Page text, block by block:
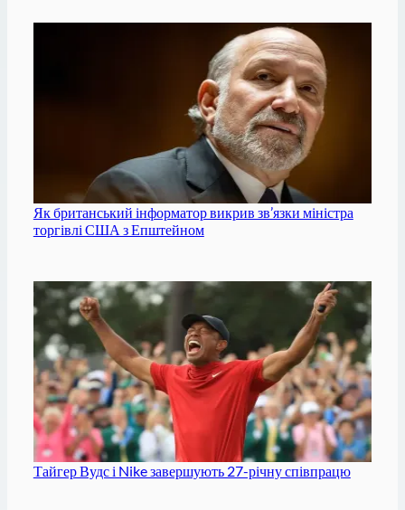
Як британський інформатор викрив зв’язки міністра
торгівлі США з Епштейном
Тайгер Вудс і Nike завершують 27-річну співпрацю